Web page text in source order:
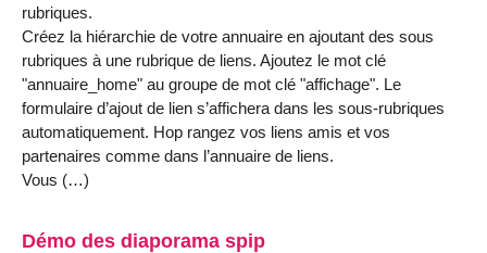
rubriques.
Créez la hiérarchie de votre annuaire en ajoutant des sous
rubriques à une rubrique de liens. Ajoutez le mot clé
"annuaire_home" au groupe de mot clé "affichage". Le
formulaire d’ajout de lien s’affichera dans les sous-rubriques
automatiquement. Hop rangez vos liens amis et vos
partenaires comme dans l’annuaire de liens.
Vous (…)
Démo des diaporama spip